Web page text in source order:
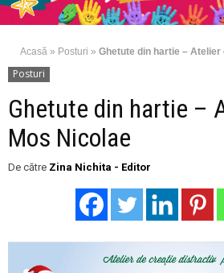
Acasă » Posturi » Ghetute din hartie – Atelier
Posturi
Ghetute din hartie –
Mos Nicolae
De către Zina Nichita - Editor